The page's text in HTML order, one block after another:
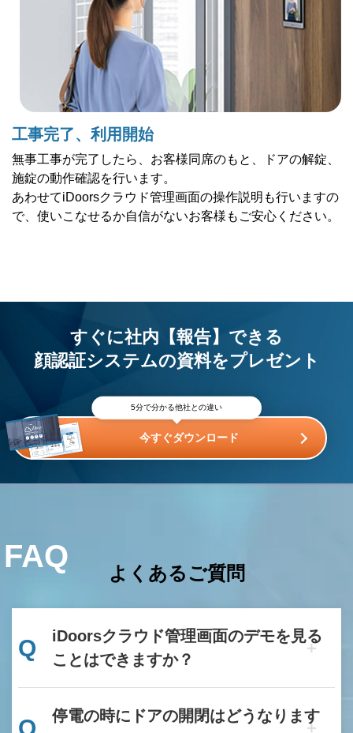
工事完了、利用開始
無事工事が完了したら、お客様同席のもと、ドアの解錠、
施錠の動作確認を行います。
あわせてiDoorsクラウド管理画面の操作説明も行いますの
で、使いこなせるか自信がないお客様もご安心ください。
すぐに社内【報告】できる
顔認証システムの資料をプレゼント
5分で分かる他社との違い
今すぐダウンロード
FAQ よくあるご質問
Q
iDoorsクラウド管理画面のデモを見る
ことはできますか？
Q
停電の時にドアの開閉はどうなります